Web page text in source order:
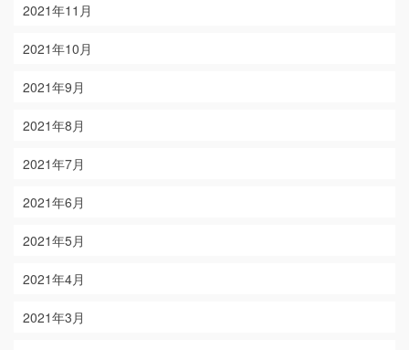
2021年11月
2021年10月
2021年9月
2021年8月
2021年7月
2021年6月
2021年5月
2021年4月
2021年3月